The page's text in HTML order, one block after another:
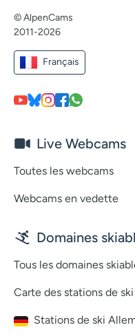
© AlpenCams
2011-2026
Français
Live Webcams
Toutes les webcams
Webcams en vedette
Domaines
Tous les domaines
Carte des stations de ski
Stations de ski